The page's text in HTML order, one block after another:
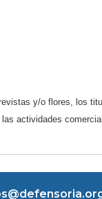
y/o flores, los
actividades